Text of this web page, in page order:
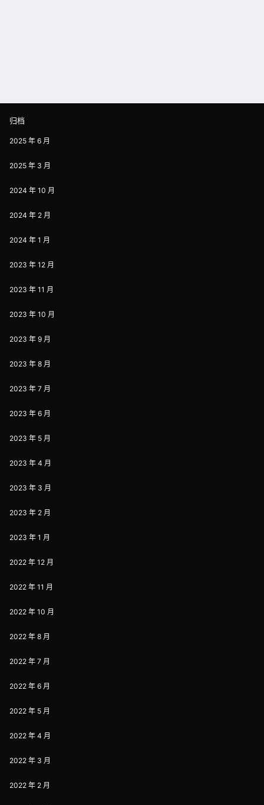
归档
2025 年 6 月
2025 年 3 月
2024 年 10 月
2024 年 2 月
2024 年 1 月
2023 年 12 月
2023 年 11 月
2023 年 10 月
2023 年 9 月
2023 年 8 月
2023 年 7 月
2023 年 6 月
2023 年 5 月
2023 年 4 月
2023 年 3 月
2023 年 2 月
2023 年 1 月
2022 年 12 月
2022 年 11 月
2022 年 10 月
2022 年 8 月
2022 年 7 月
2022 年 6 月
2022 年 5 月
2022 年 4 月
2022 年 3 月
2022 年 2 月